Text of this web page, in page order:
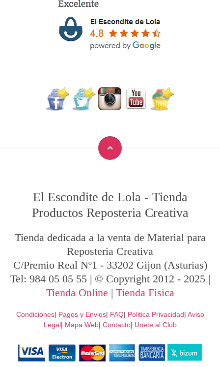
El Escondite de Lola - Tienda
Productos Reposteria Creativa
Tienda dedicada a la venta de Material para
Reposteria Creativa
C/Premio Real Nº1 - 33202 Gijon (Asturias)
Tel: 984 05 05 55 | © Copyright 2012 - 2025 |
Tienda Online | Tienda Fisica
Condiciones| Pagos y Envios| FAQ| Politica Privacidad| Aviso
Legal| Mapa Web| Contacto| Unete al Club